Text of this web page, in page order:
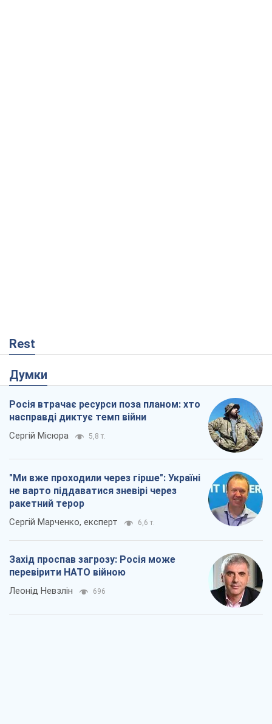
Rest
Думки
Росія втрачає ресурси поза планом: хто
насправді диктує темп війни
Сергій Місюра 5,8 т.
"Ми вже проходили через гірше": Україні
не варто піддаватися зневірі через
ракетний терор
Сергій Марченко, експерт 6,6 т.
Захід проспав загрозу: Росія може
перевірити НАТО війною
Леонід Невзлін 696